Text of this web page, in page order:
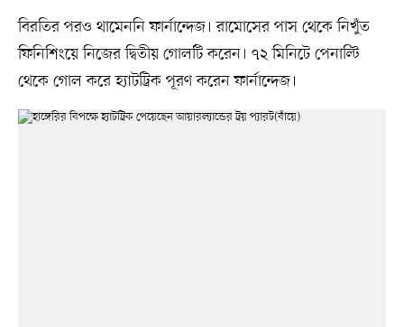
বিরতির পরও থামেননি ফার্নান্দেজ। রামোসের পাস থেকে নিখুঁত
ফিনিশিংয়ে নিজের দ্বিতীয় গোলটি করেন। ৭২ মিনিটে পেনাল্টি
থেকে গোল করে হ্যাটট্রিক পূরণ করেন ফার্নান্দেজ।